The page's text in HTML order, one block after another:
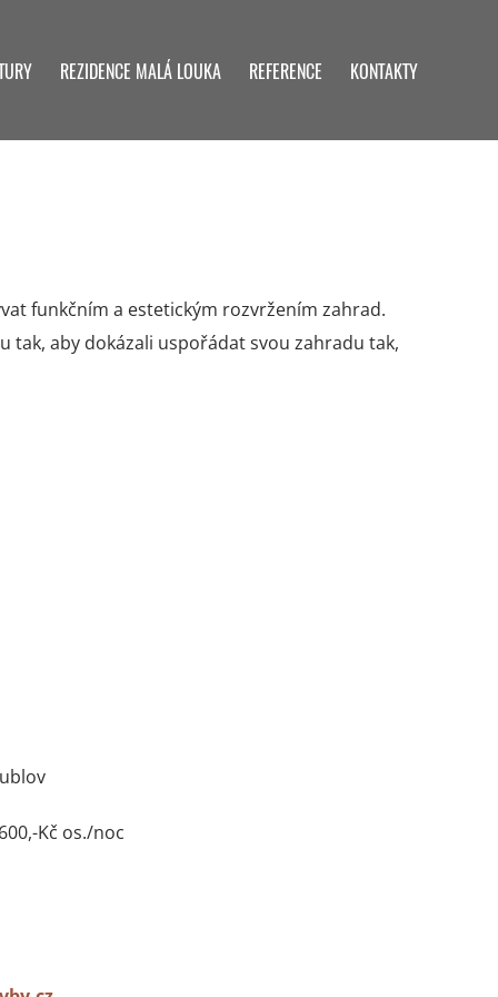
REZIDENCE MALÁ LOUKA REFERENCE KONTAKTY
funkčním a estetickým rozvržením zahrad.
aby dokázali uspořádat svou zahradu tak,
Kč os./noc